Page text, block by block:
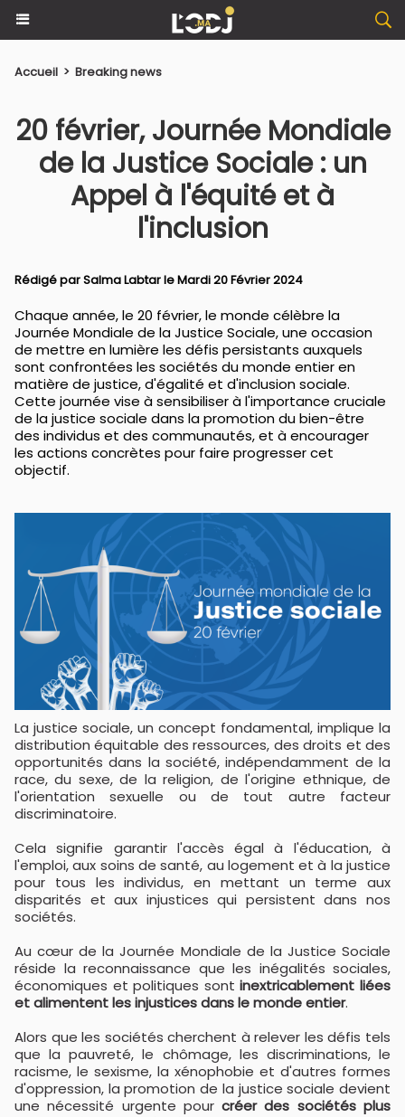
Accueil > Breaking news
20 février, Journée Mondiale
de la Justice Sociale : un
Appel à l'équité et à
l'inclusion
Rédigé parSalma Labtarle Mardi 20 Février 2024
Chaque année, le 20 février, le monde célèbre la
Journée Mondiale de la Justice Sociale, une occasion
de mettre en lumière les défis persistants auxquels
sont confrontées les sociétés du monde entier en
matière de justice, d'égalité et d'inclusion sociale.
Cette journée vise à sensibiliser à l'importance cruciale
de la justice sociale dans la promotion du bien-être
des individus et des communautés, et à encourager
les actions concrètes pour faire progresser cet
objectif.
La justice sociale, un concept fondamental, implique la
distribution équitable des ressources, des droits et des
opportunités dans la société, indépendamment de la
race, du sexe, de la religion, de l'origine ethnique, de
l'orientation sexuelle ou de tout autre facteur
discriminatoire.
Cela signifie garantir l'accès égal à l'éducation, à
l'emploi, aux soins de santé, au logement et à la justice
pour tous les individus, en mettant un terme aux
disparités et aux injustices qui persistent dans nos
sociétés.
Au cœur de la Journée Mondiale de la Justice Sociale
réside la reconnaissance que les inégalités sociales,
économiques et politiques sont inextricablement liées
et alimentent les injustices dans le monde entier.
Alors que les sociétés cherchent à relever les défis tels
que la pauvreté, le chômage, les discriminations, le
racisme, le sexisme, la xénophobie et d'autres formes
d'oppression, la promotion de la justice sociale devient
une nécessité urgente pourcréer des sociétés plus